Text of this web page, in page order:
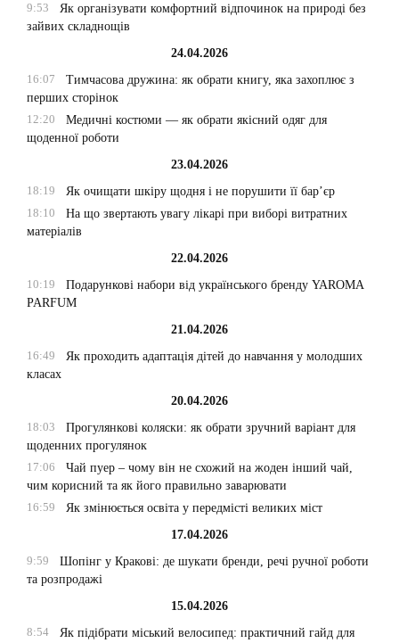
9:53
Як організувати комфортний відпочинок на природі без
зайвих складнощів
24.04.2026
16:07
Тимчасова дружина: як обрати книгу, яка захоплює з
перших сторінок
12:20
Медичні костюми — як обрати якісний одяг для
щоденної роботи
23.04.2026
18:19
Як очищати шкіру щодня і не порушити її бар’єр
18:10
На що звертають увагу лікарі при виборі витратних
матеріалів
22.04.2026
10:19
Подарункові набори від українського бренду YAROMA
PARFUM
21.04.2026
16:49
Як проходить адаптація дітей до навчання у молодших
класах
20.04.2026
18:03
Прогулянкові коляски: як обрати зручний варіант для
щоденних прогулянок
17:06
Чай пуер – чому він не схожий на жоден інший чай,
чим корисний та як його правильно заварювати
16:59
Як змінюється освіта у передмісті великих міст
17.04.2026
9:59
Шопінг у Кракові: де шукати бренди, речі ручної роботи
та розпродажі
15.04.2026
8:54
Як підібрати міський велосипед: практичний гайд для